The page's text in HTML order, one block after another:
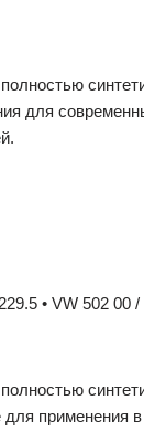
для
• VW 502 00 /
для применения